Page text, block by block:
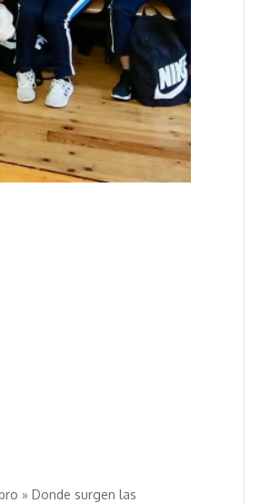
» Donde surgen las